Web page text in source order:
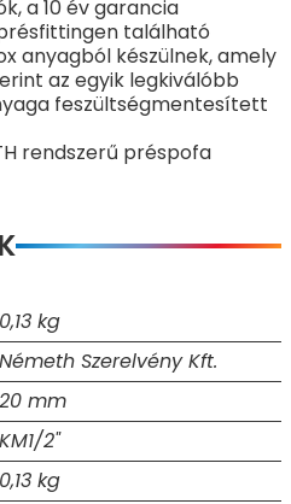
a 10 év garancia
található
anyagból készülnek, amely
az egyik legkiválóbb
feszültségmentesített
rendszerű préspofa
0,13 kg
Németh Szerelvény Kft.
20 mm
KM1/2"
0,13 kg